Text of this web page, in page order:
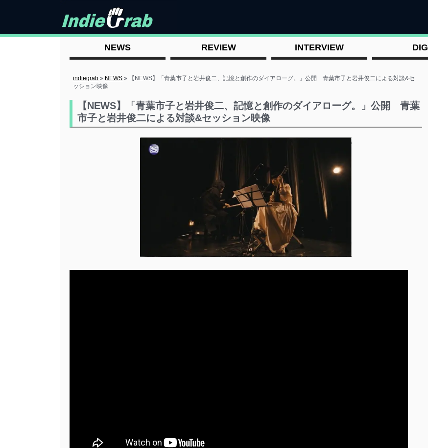
NEWS REVIEW INTERVIEW DIG
indiegrab » NEWS »
【NEWS】「青葉市子と岩井俊二、記憶と創作のダイアローグ。」公開 青葉市子と岩井俊二による対談&セ
ッション映像
【NEWS】「青葉市子と岩井俊二、記憶と創作のダイアローグ。」公開 青葉
市子と岩井俊二による対談&セッション映像